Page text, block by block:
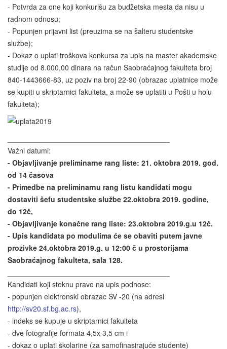
- Potvrda za one koji konkurišu za budžetska mesta da nisu u
radnom odnosu;
- Popunjen prijavni list (preuzima se na šalteru studentske
službe);
- Dokaz o uplati troškova konkursa za upis na master akademske
studije od 8.000,00 dinara na račun Saobraćajnog fakulteta broj
840-1443666-83, uz poziv na broj 22-90 (obrazac uplatnice može
se kupiti u skriptarnici fakulteta, a može se uplatiti u Pošti u holu
fakulteta);
Važni datumi:
- Objavljivanje preliminarne rang liste: 21. oktobra 2019. god.
od 14 časova
- Primedbe na preliminarnu rang listu kandidati mogu
dostaviti šefu studentske službe 22.oktobra 2019. godine,
do 12č,
- Objavljivanje konačne rang liste: 23.oktobra 2019.g.u 12č.
- Upis kandidata po modulima će se obaviti putem javne
prozivke 24.oktobra 2019.g. u 12:00 č u prostorijama
Saobraćajnog fakulteta, sala 128.
Kandidati koji steknu pravo na upis podnose:
- popunjen elektronski obrazac ŠV -20 (na adresi
http://sv20.sf.bg.ac.rs),
- indeks se kupuje u skriptarnici fakulteta
- dve fotografije formata 4,5x 3,5 cm i
- dokaz o uplati školarine (za samofinasirajuće studente)